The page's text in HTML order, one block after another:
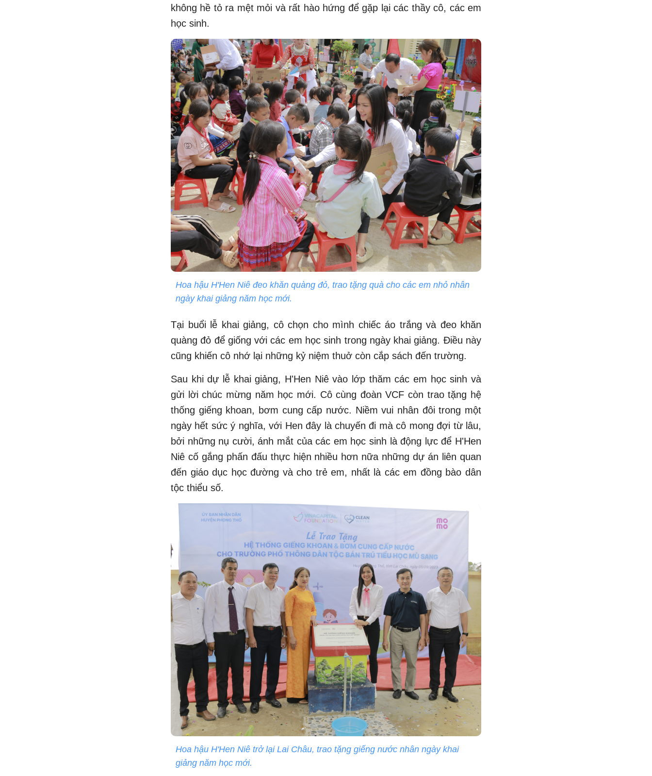
không hề tỏ ra mệt mỏi và rất hào hứng để gặp lại các thầy cô, các em
học sinh.
Hoa hậu H'Hen Niê đeo khăn quàng đỏ, trao tặng quà cho các em nhỏ nhân
ngày khai giảng năm học mới.
Tại buổi lễ khai giảng, cô chọn cho mình chiếc áo trắng và đeo khăn
quàng đỏ để giống với các em học sinh trong ngày khai giảng. Điều này
cũng khiến cô nhớ lại những kỷ niệm thuở còn cắp sách đến trường.
Sau khi dự lễ khai giảng, H'Hen Niê vào lớp thăm các em học sinh và
gửi lời chúc mừng năm học mới. Cô cùng đoàn VCF còn trao tặng hệ
thống giếng khoan, bơm cung cấp nước. Niềm vui nhân đôi trong một
ngày hết sức ý nghĩa, với Hen đây là chuyến đi mà cô mong đợi từ lâu,
bởi những nụ cười, ánh mắt của các em học sinh là động lực để H'Hen
Niê cố gắng phấn đấu thực hiện nhiều hơn nữa những dự án liên quan
đến giáo dục học đường và cho trẻ em, nhất là các em đồng bào dân
tộc thiểu số.
Hoa hậu H'Hen Niê trở lại Lai Châu, trao tặng giếng nước nhân ngày khai
giảng năm học mới.